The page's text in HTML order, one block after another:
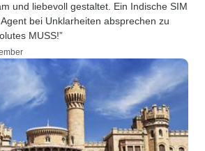
und liebevoll gestaltet. Ein Indische SIM
bei Unklarheiten absprechen zu
MUSS!”